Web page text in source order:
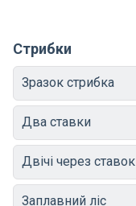
Стрибки
Зразок стрибка
Два ставки
Двічі через ставок
Заплавний ліс